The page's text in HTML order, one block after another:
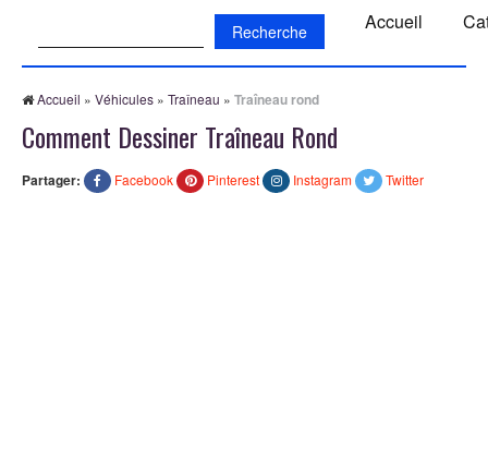
Accueil
Accueil » Véhicules » Traîneau » Traîneau rond
Comment Dessiner Traîneau Rond
Partager: Facebook Pinterest Instagram Twitter